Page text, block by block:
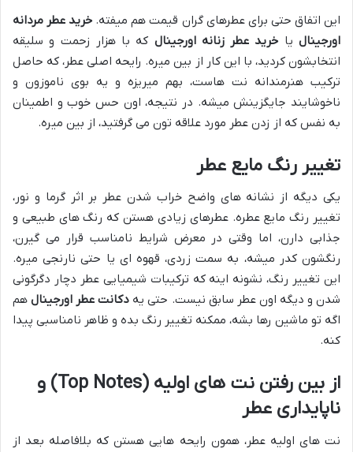
این اتفاق حتی برای عطرهای گران قیمت هم میفته. خرید عطر مردانه
اورجینالیا خرید عطر زنانه اورجینال که با هزار زحمت و سلیقه
انتخابشون کردید، با این کار از بین میره. رایحه اصلی عطر، که حاصل
ترکیب هنرمندانه نت هاست، بهم میریزه و یه بوی ناموزون و
ناخوشایند جایگزینش میشه. در نتیجه، اون حس خوب و اطمینان
به نفس که از زدن عطر مورد علاقه تون می گرفتید، از بین میره.
تغییر رنگ مایع عطر
یکی دیگه از نشانه های واضح خراب شدن عطر بر اثر گرما و نور،
تغییر رنگ مایع عطره. عطرهای زیادی هستن که رنگ های طبیعی و
جذابی دارن، اما وقتی در معرض شرایط نامناسب قرار می گیرن،
رنگشون کدر میشه، به سمت زردی، قهوه ای یا حتی نارنجی میره.
این تغییر رنگ، نشونه اینه که ترکیبات شیمیایی عطر دچار دگرگونی
شدن و دیگه اون عطر سابق نیست. حتی یه دکانت عطر اورجینالهم
اگه تو ماشین رها بشه، ممکنه تغییر رنگ بده و ظاهر نامناسبی پیدا
کنه.
از بین رفتن نت های اولیه (Top Notes) و
ناپایداری عطر
نت های اولیه عطر، همون رایحه هایی هستن که بلافاصله بعد از